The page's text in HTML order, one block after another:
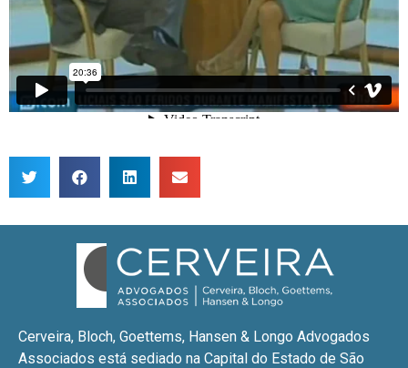
Cerveira, Bloch, Goettems, Hansen & Longo Advogados
Associados está sediado na Capital do Estado de São